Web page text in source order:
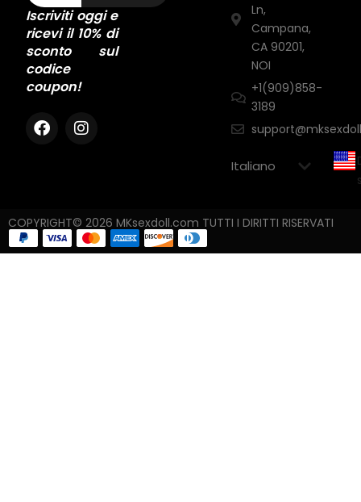
Iscriviti oggi e
ricevi il 10% di
sconto sul
codice
coupon!
Ln,
Campana,
CA 90201,
NOI
+1(909)858-
3189
COPYRIGHT© 2026 MKsexdoll.com TUTTI I DIRITTI RISERVATI